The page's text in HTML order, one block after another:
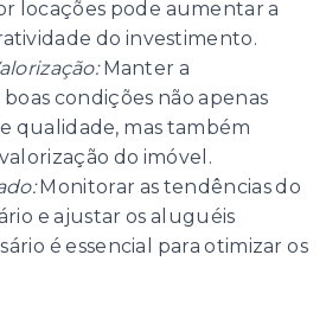
locações pode aumentar a
do investimento.
Manter a
condições não apenas
qualidade, mas também
do imóvel.
Monitorar as tendências do
e ajustar os aluguéis
é essencial para otimizar os